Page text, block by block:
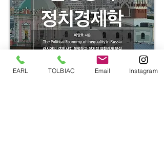
EARL TOLBIAC Email Instagram